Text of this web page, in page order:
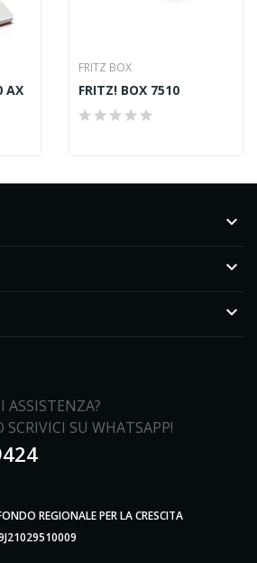
AX
FRITZ BOX
FRITZ! BOX 7510
keyboard_arrow_down
keyboard_arrow_down
keyboard_arrow_down
ASSISTENZA?
SCRIVICI SU WHATSAPP!
REGIONALE PER LA CRESCITA